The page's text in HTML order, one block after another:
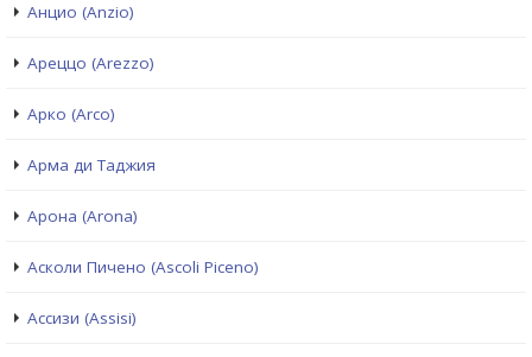
Анцио (Anzio)
Ареццо (Arezzo)
Арко (Arco)
Арма ди Таджия
Арона (Arona)
Асколи Пичено (Ascoli Piceno)
Ассизи (Assisi)